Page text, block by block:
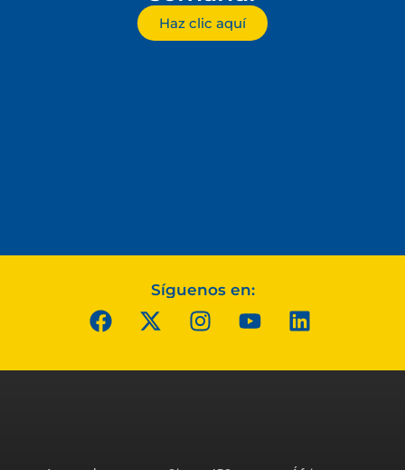
Haz clic aquí
Síguenos en: